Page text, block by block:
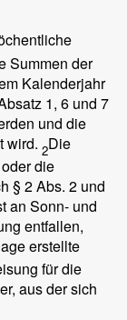
Summen der
Kalenderjahr
1, 6 und 7
und die
wird. 2Die
die
§ 2 Abs. 2 und
an Sonn- und
entfallen,
erstellte
für die
aus der sich